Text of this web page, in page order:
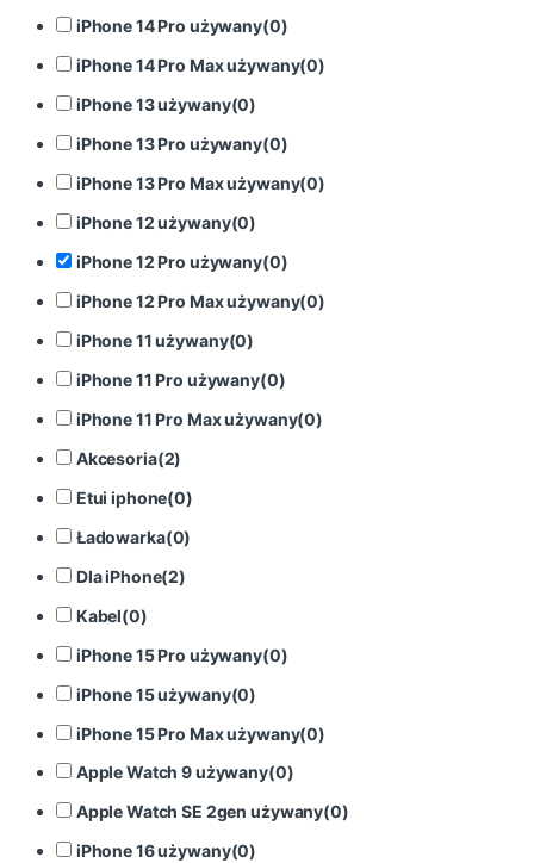
iPhone 14 Pro używany(0)
iPhone 14 Pro Max używany(0)
iPhone 13 używany(0)
iPhone 13 Pro używany(0)
iPhone 13 Pro Max używany(0)
iPhone 12 używany(0)
iPhone 12 Pro używany(0)
iPhone 12 Pro Max używany(0)
iPhone 11 używany(0)
iPhone 11 Pro używany(0)
iPhone 11 Pro Max używany(0)
Akcesoria(2)
Etui iphone(0)
Ładowarka(0)
Dla iPhone(2)
Kabel(0)
iPhone 15 Pro używany(0)
iPhone 15 używany(0)
iPhone 15 Pro Max używany(0)
Apple Watch 9 używany(0)
Apple Watch SE 2gen używany(0)
iPhone 16 używany(0)